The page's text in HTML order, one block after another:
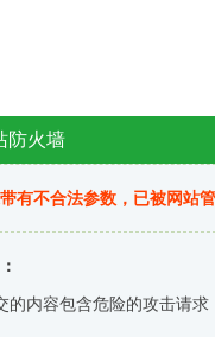
防火墙
有不合法参数，已被网站
的内容包含危险的攻击请求